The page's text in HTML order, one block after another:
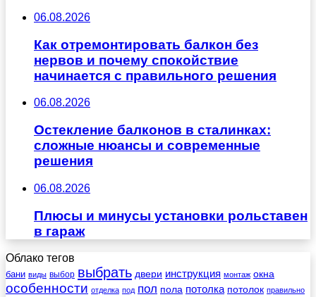
06.08.2026
Как отремонтировать балкон без
нервов и почему спокойствие
начинается с правильного решения
06.08.2026
Остекление балконов в сталинках:
сложные нюансы и современные
решения
06.08.2026
Плюсы и минусы установки рольставен
в гараж
Облако тегов
бани виды выбор выбрать двери инструкция монтаж окна
особенности отделка под пол пола потолка потолок правильно